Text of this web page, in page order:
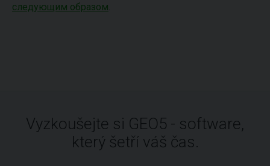
следующим образом
Vyzkoušejte si GEO5 - software,
který šetří váš čas.